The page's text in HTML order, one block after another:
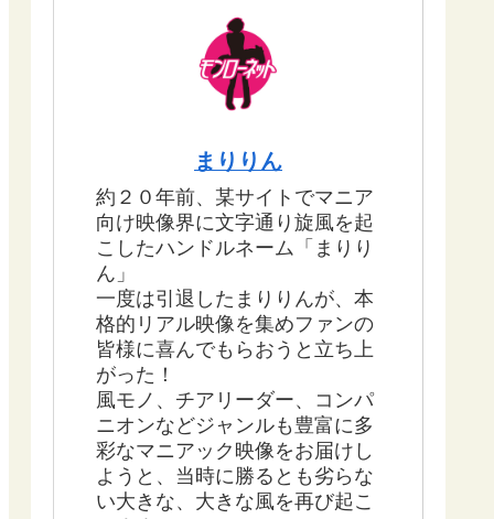
まりりん
約２０年前、某サイトでマニア
向け映像界に文字通り旋風を起
こしたハンドルネーム「まりり
ん」
一度は引退したまりりんが、本
格的リアル映像を集めファンの
皆様に喜んでもらおうと立ち上
がった！
風モノ、チアリーダー、コンパ
ニオンなどジャンルも豊富に多
彩なマニアック映像をお届けし
ようと、当時に勝るとも劣らな
い大きな、大きな風を再び起こ